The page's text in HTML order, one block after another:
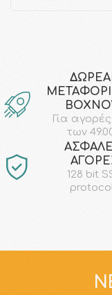
Για
των
128 bit